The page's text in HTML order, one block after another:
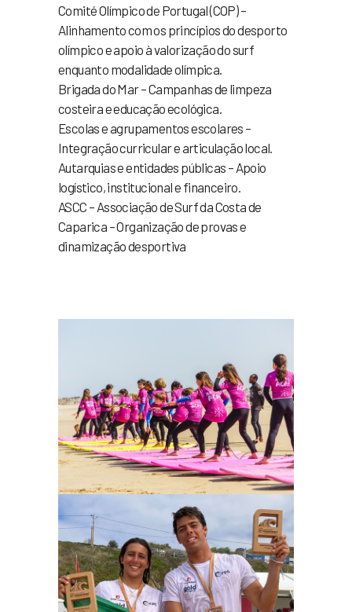
Comité Olímpico de Portugal (COP) –
Alinhamento com os princípios do desporto
olímpico e apoio à valorização do surf
enquanto modalidade olímpica.
Brigada do Mar – Campanhas de limpeza
costeira e educação ecológica.
Escolas e agrupamentos escolares –
Integração curricular e articulação local.
Autarquias e entidades públicas – Apoio
logístico, institucional e financeiro.
ASCC – Associação de Surf da Costa de
Caparica – Organização de provas e
dinamização desportiva